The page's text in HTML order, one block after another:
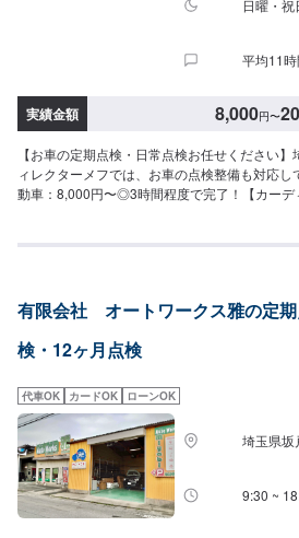
日曜・祝
平均11
実績金額 8,000円〜
【お車の定期点検・日常点検お任せください
ィレクターメフでは、お車の点検整備も対応
動車：8,000円〜◎3時間程度で完了！【カー
にご相談ください！【パーツについて】パー
す。※燃料代はお客様負担となります【営業時
有限会社 オートワークス雅の定
検・12ヶ月点検
代車OK カードOK ローンOK
埼玉県坂
9:30 ~